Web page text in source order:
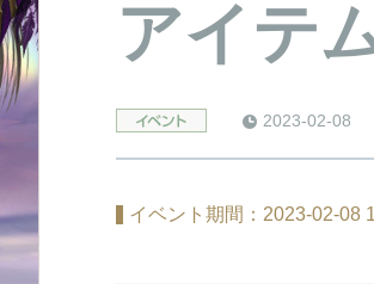
アイテ
2023-02-08
イベント期間：2023-02-08